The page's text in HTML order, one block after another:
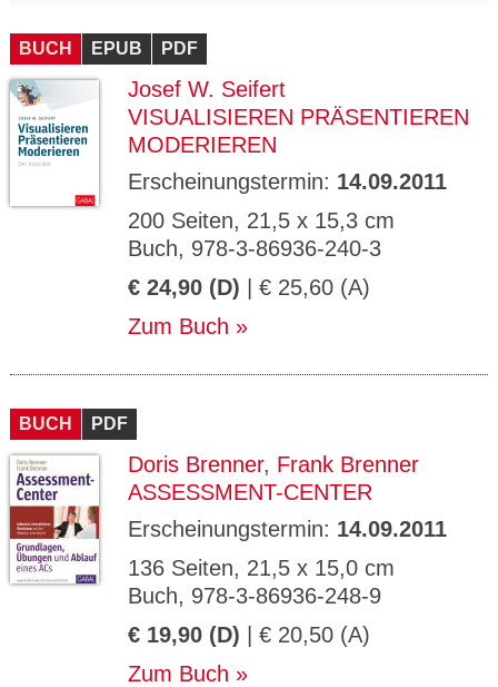
BUCH EPUB PDF
Josef W. Seifert
VISUALISIEREN PRÄSENTIEREN
MODERIEREN
Erscheinungstermin: 14.09.2011
200 Seiten, 21,5 x 15,3 cm
Buch, 978-3-86936-240-3
€ 24,90 (D) | € 25,60 (A)
Zum Buch
BUCH PDF
Doris Brenner, Frank Brenner
ASSESSMENT-CENTER
Erscheinungstermin: 14.09.2011
136 Seiten, 21,5 x 15,0 cm
Buch, 978-3-86936-248-9
€ 19,90 (D) | € 20,50 (A)
Zum Buch